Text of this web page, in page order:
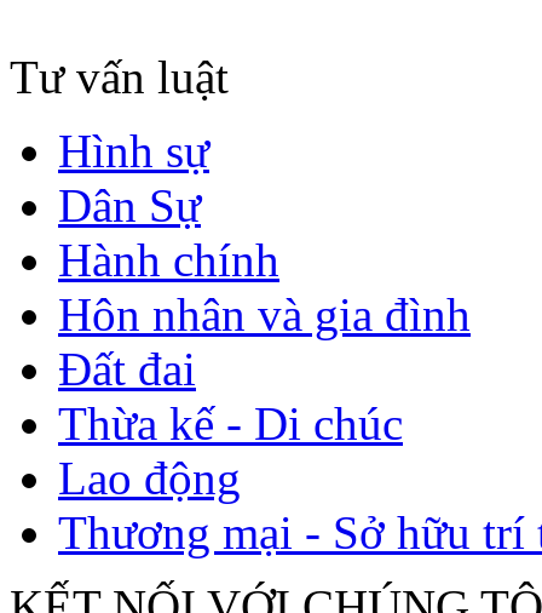
Tư vấn luật
Hình sự
Dân Sự
Hành chính
Hôn nhân và gia đình
Đất đai
Thừa kế - Di chúc
Lao động
Thương mại - Sở hữu trí